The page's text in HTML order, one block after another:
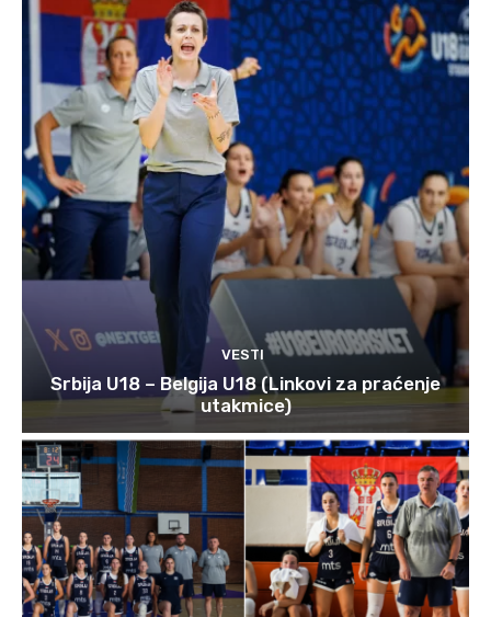
VESTI
Srbija U18 – Belgija U18 (Linkovi za praćenje
utakmice)